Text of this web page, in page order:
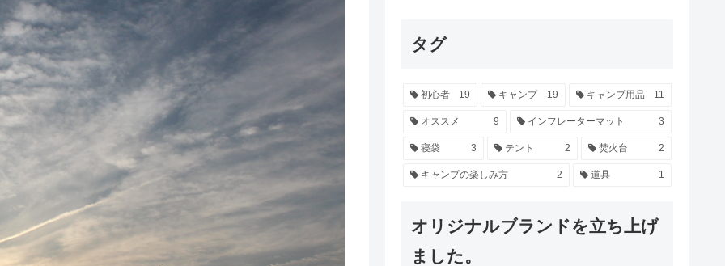
タグ
初心者 19 キャンプ 19 キャンプ用品 11
オススメ 9 インフレーターマット 3
寝袋 3 テント 2 焚火台 2
キャンプの楽しみ方 2 道具 1
オリジナルブランドを立ち上げ
ました。